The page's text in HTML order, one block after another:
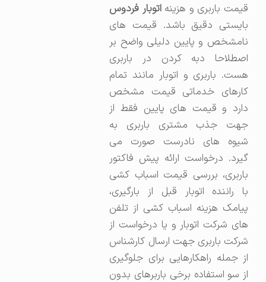
قیمت باربری و هزینهاتوبار فردوس
بایستی دقیق باشد. قیمت های
نامشخص و پایین دلیلی واضح بر
اصطلاحا دبه کردن در باربری
هست. باربری و اتوبار مانند تمام
کارهای خدماتی قیمت مشخص
دارد و قیمت های پایین فقط از
جهت جذب مشتری باربری به
شیوه های نادرست صورت می
گیرد. درخواست ارائه پیش فاکتور
باربری، بررسی قیمت اسباب کشی
با راننده اتوبار قبل از بارگیری،
پیامک هزینه اسباب کشی از تلفن
های شرکت اتوبار و یا درخواست از
شرکت باربری جهت ارسال کارشناس
از جمله راهکارهایی برای جلوگیری
از سو استفاده برخی باربرهای بدون